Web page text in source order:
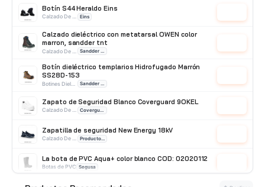
Botín S44 Heraldo Eins
Eins
Calzado dieléctrico con metatarsal OWEN color
marron, sandder tnt
Sandder TNT
Botín dieléctrico templarios Hidrofugado Marrón
SS28D-153
Sandder TNT
Zapato de Seguridad Blanco Coverguard 9OKEL
Zapatilla de seguridad New Energy 18kV
La bota de PVC Aqua+ color blanco COD: 02020112
Botas de PVC Segusa
Botín road antiestático, puntera y plantilla de